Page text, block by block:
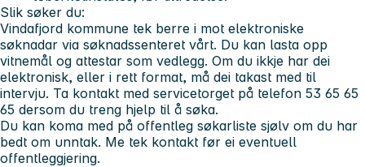
Slik søker du:
Vindafjord kommune tek berre i mot elektroniske
søknadar via søknadssenteret vårt. Du kan lasta opp
vitnemål og attestar som vedlegg. Om du ikkje har dei
elektronisk, eller i rett format, må dei takast med til
intervju. Ta kontakt med servicetorget på telefon 53 65 65
65 dersom du treng hjelp til å søka.
Du kan koma med på offentleg søkarliste sjølv om du har
bedt om unntak. Me tek kontakt før ei eventuell
offentleggjering.